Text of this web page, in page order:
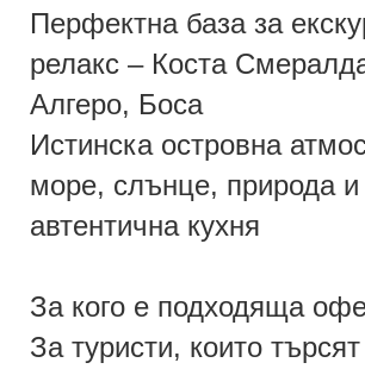
Перфектна база за
релакс – Коста
Алгеро, Боса
Истинска островна
море, слънце, природа и
автентична кухня
За кого е подходяща
За туристи, които